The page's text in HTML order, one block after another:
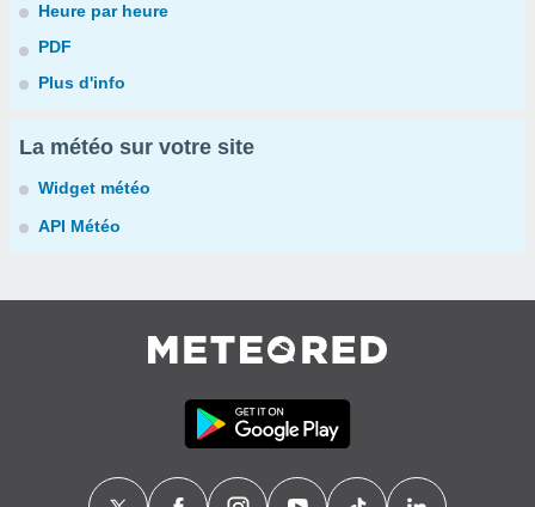
Heure par heure
PDF
Plus d'info
La météo sur votre site
Widget météo
API Météo